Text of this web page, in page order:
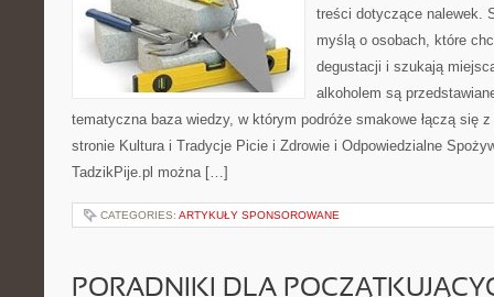
treści dotyczące nalewek.
myślą o osobach, które
degustacji i szukają
alkoholem są
tematyczna baza wiedzy, w którym podróże smakowe łączą się
stronie Kultura i Tradycje Picie i Zdrowie i Odpowiedzialne
TadzikPije.pl można […]
CATEGORIES: ARTYKUŁY SPONSOROWANE
PORADNIKI DLA